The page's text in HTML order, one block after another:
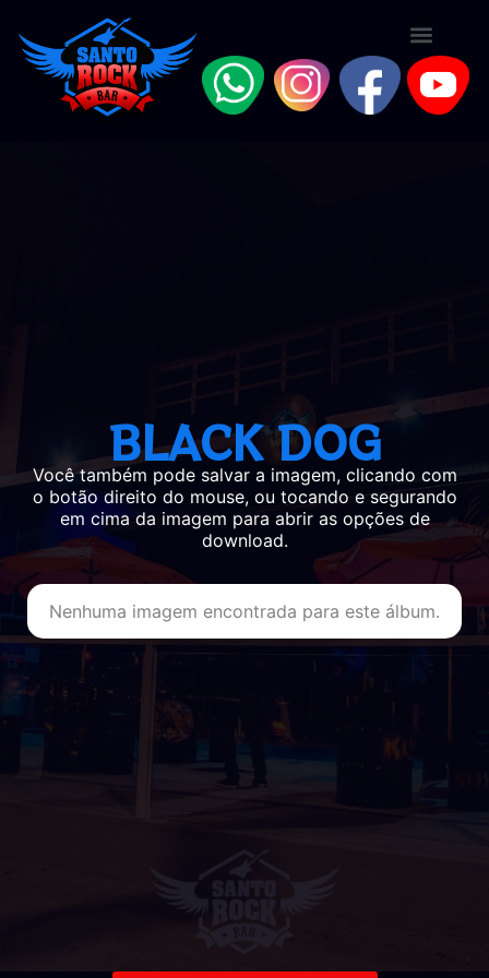
BLACK DOG
Você também pode salvar a imagem, clicando com
o botão direito do mouse, ou tocando e segurando
em cima da imagem para abrir as opções de
download.
Nenhuma imagem encontrada para este álbum.